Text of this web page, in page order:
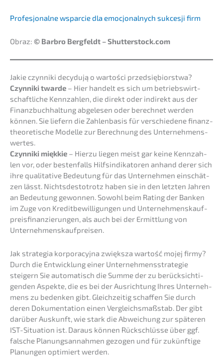
Profes­jo­nal­ne wspar­cie dla emocjo­nal­nych sukces­ji firm
Obraz: © Barbro Bergfeldt – Shutterstock.com
Jakie czynni­ki decydu­ją o wartości przedsiębiorstwa?
Czynni­ki twarde – Hier handelt es sich um betriebs­wirt­
schaft­li­che Kennzah­len, die direkt oder indirekt aus der
Finanz­buch­hal­tung abgele­sen oder berech­net werden
können. Sie liefern die Zahlen­ba­sis für verschie­de­ne finanz­
theo­re­ti­sche Model­le zur Berech­nung des Unter­neh­mens­
wer­tes.
Czynni­ki miękkie – Hierzu liegen meist gar keine Kennzah­
len vor, oder besten­falls Hilfs­in­di­ka­to­ren anhand derer sich
ihre quali­ta­ti­ve Bedeu­tung für das Unter­neh­men einschät­
zen lässt. Nichts­des­to­trotz haben sie in den letzten Jahren
an Bedeu­tung gewon­nen. Sowohl beim Rating der Banken
im Zuge von Kredit­be­wil­li­gun­gen und Unter­neh­mens­kauf­
preis­fi­nan­zie­run­gen, als auch bei der Ermitt­lung von
Unternehmenskaufpreisen.
Jak strate­gia korpora­cy­j­na zwięks­za wartość mojej firmy?
Durch die Entwick­lung einer Unter­neh­mens­stra­te­gie
steigern Sie automa­tisch die Summe der zu berück­sich­ti­
gen­den Aspek­te, die es bei der Ausrich­tung Ihres Unter­neh­
mens zu beden­ken gibt. Gleich­zei­tig schaf­fen Sie durch
deren Dokumen­ta­ti­on einen Vergleichs­maß­stab. Der gibt
darüber Auskunft, wie stark die Abwei­chung zur späte­ren
IST-Situa­ti­on ist. Daraus können Rückschlüs­se über ggf.
falsche Planungs­an­nah­men gezogen und für zukünf­ti­ge
Planun­gen optimiert werden.